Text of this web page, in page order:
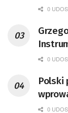
0
Instruments
0
Polski
0